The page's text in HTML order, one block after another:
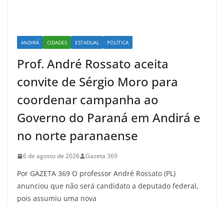
ANDIRÁ CIDADES ESTADUAL POLÍTICA
Prof. André Rossato aceita
convite de Sérgio Moro para
coordenar campanha ao
Governo do Paraná em Andirá e
no norte paranaense
6 de agosto de 2026 Gazeta 369
Por GAZETA 369 O professor André Rossato (PL)
anunciou que não será candidato a deputado federal,
pois assumiu uma nova